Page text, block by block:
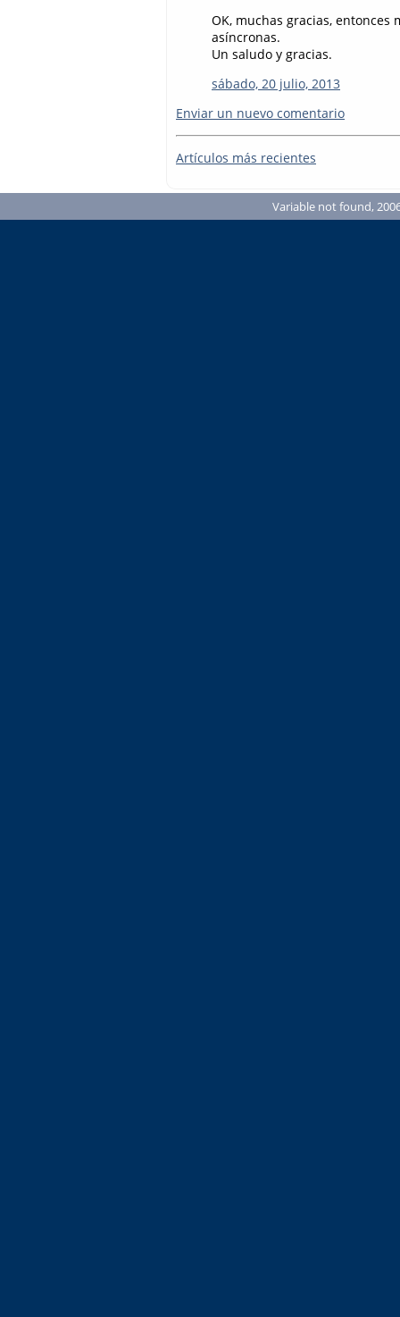
OK, muchas gracias,
asíncronas.
Un saludo y gracias.
sábado, 20 julio, 2013
Enviar un nuevo comentario
Artículos más recientes
Variable not found,